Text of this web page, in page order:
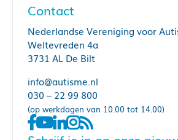
Contact
Nederlandse Vereniging voor
Weltevreden 4a
3731 AL De Bilt
info@autisme.nl
030 – 22 99 800
(op werkdagen van 10.00 tot 14.00)